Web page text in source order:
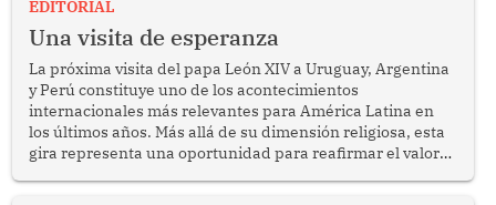
EDITORIAL
Una visita de esperanza
La próxima visita del papa León XIV a Uruguay, Argentina
y Perú constituye uno de los acontecimientos
internacionales más relevantes para América Latina en
los últimos años. Más allá de su dimensión religiosa, esta
gira representa una oportunidad para reafirmar el valor